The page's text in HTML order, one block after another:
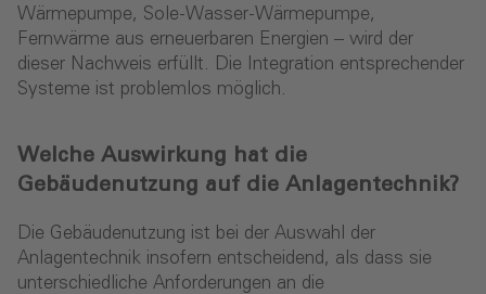
Wärmepumpe, Sole-Wasser-Wärmepumpe,
Fernwärme aus erneuerbaren Energien – wird der
dieser Nachweis erfüllt. Die Integration entsprechender
Systeme ist problemlos möglich.
Welche Auswirkung hat die
Gebäudenutzung auf die Anlagentechnik?
Die Gebäudenutzung ist bei der Auswahl der
Anlagentechnik insofern entscheidend, als dass sie
unterschiedliche Anforderungen an die